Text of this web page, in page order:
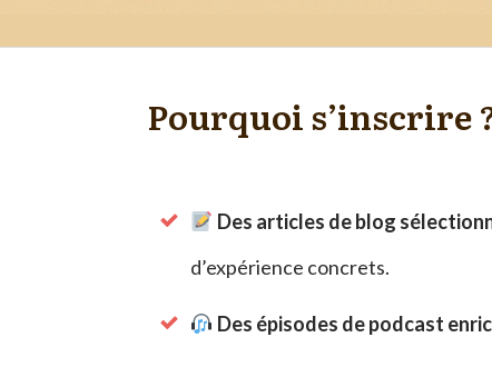
Pourquoi s’inscrire
Des articles de blog
d’expérience concrets.
Des épisodes de podcast